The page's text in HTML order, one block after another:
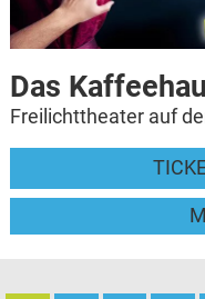
Das
Freilichttheater auf